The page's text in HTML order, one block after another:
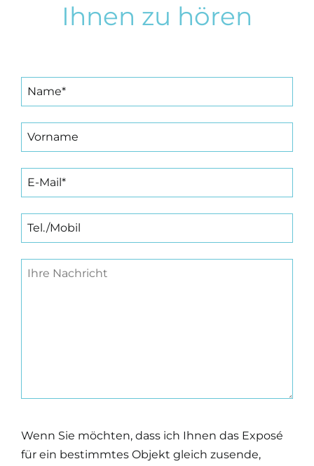
Ihnen zu hören
Wenn Sie möchten, dass ich Ihnen das Exposé
für ein bestimmtes Objekt gleich zusende,